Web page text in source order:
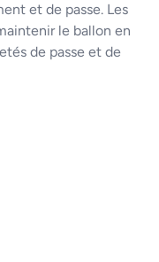
et de passe. Les
le ballon en
de passe et de